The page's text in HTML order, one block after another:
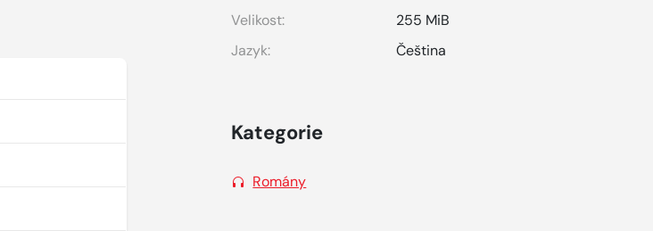
Velikost:
255 MiB
Jazyk:
Čeština
Kategorie
Romány